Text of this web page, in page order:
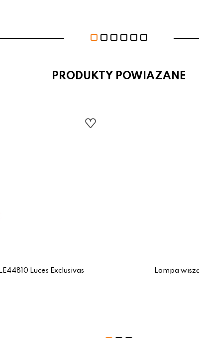
PRODUKTY POWIAZANE
Luces Exclusivas Lampa